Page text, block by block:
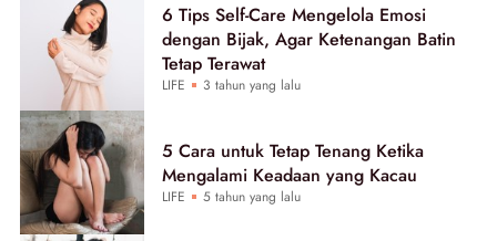
6 Tips Self-Care Mengelola Emosi
dengan Bijak, Agar Ketenangan Batin
Tetap Terawat
LIFE 3 tahun yang lalu
5 Cara untuk Tetap Tenang Ketika
Mengalami Keadaan yang Kacau
LIFE 5 tahun yang lalu